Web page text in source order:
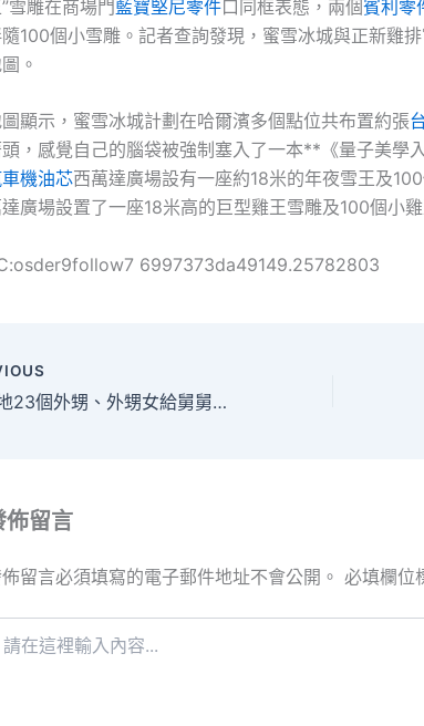
雪雕在商場門藍寶堅尼零件口同框表態，兩個賓利零
100個小雪雕。記者查詢發現，蜜雪冰城與正新雞
。
顯示，蜜雪冰城計劃在哈爾濱多個點位共布置約張
，感覺自己的腦袋被強制塞入了一本**《量子美學
機油芯西萬達廣場設有一座約18米的年夜雪王及
廣場設置了一座18米高的巨型雞王雪雕及100個小雞
6997373da49149.25782803
廣東一地23個外甥、外甥女給舅舅賀年，舅舅：每人包了100元紅OSDER奧斯德材料報價包！全家四十幾口人
佈留言
留言必須填寫的電子郵件地址不會公開。 必填欄位